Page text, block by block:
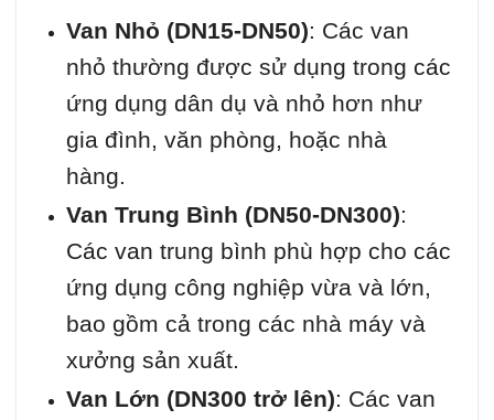
Van Nhỏ (DN15-DN50): Các van
nhỏ thường được sử dụng trong các
ứng dụng dân dụ và nhỏ hơn như
gia đình, văn phòng, hoặc nhà
hàng.
Van Trung Bình (DN50-DN300):
Các van trung bình phù hợp cho các
ứng dụng công nghiệp vừa và lớn,
bao gồm cả trong các nhà máy và
xưởng sản xuất.
Van Lớn (DN300 trở lên): Các van